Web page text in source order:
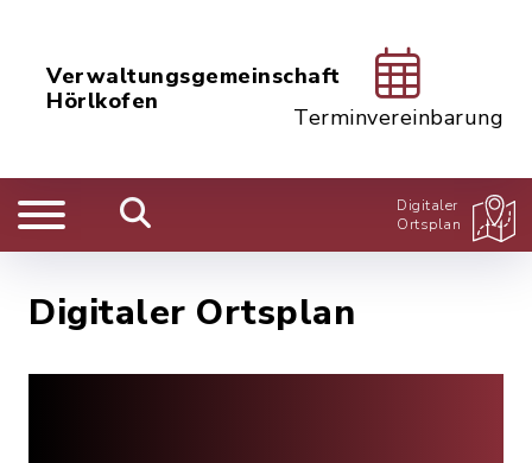
Verwaltungsgemeinschaft
Hörlkofen
Terminvereinbarung
Digitaler
Ortsplan
Digitaler Ortsplan